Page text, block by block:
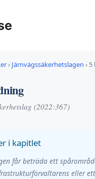
› Järnvägssäkerhetslagen › 5
(2022:367)
i kapitlet
får beträda ett
eller